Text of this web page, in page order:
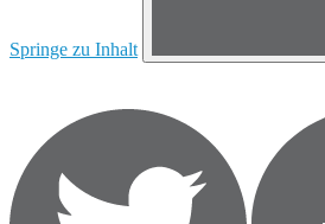
Springe zu Inhalt